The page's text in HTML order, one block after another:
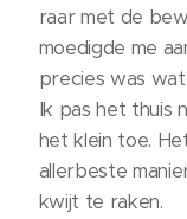
raar met de
moedigde me
precies was
Ik pas het thuis
het klein toe.
allerbeste
kwijt te raken.